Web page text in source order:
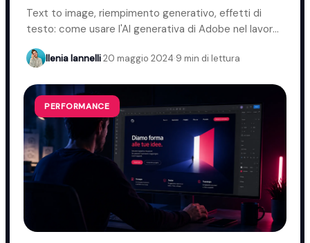
Text to image, riempimento generativo, effetti di
testo: come usare l'AI generativa di Adobe nel lavoro
creativo.
Ilenia Iannelli·20 maggio 2024·9 min di lettura
PERFORMANCE